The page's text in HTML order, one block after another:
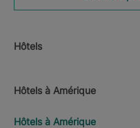
Hôtels
Hôtels à Amérique
Hôtels à Amérique